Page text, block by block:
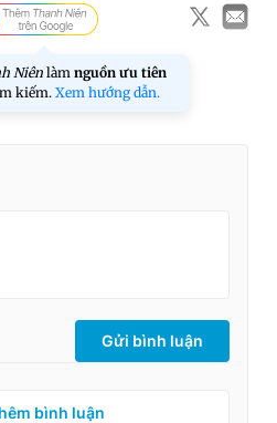
Niên làm nguồn ưu tiên
kiếm. Xem hướng dẫn.
Gửi bình luận
bình luận